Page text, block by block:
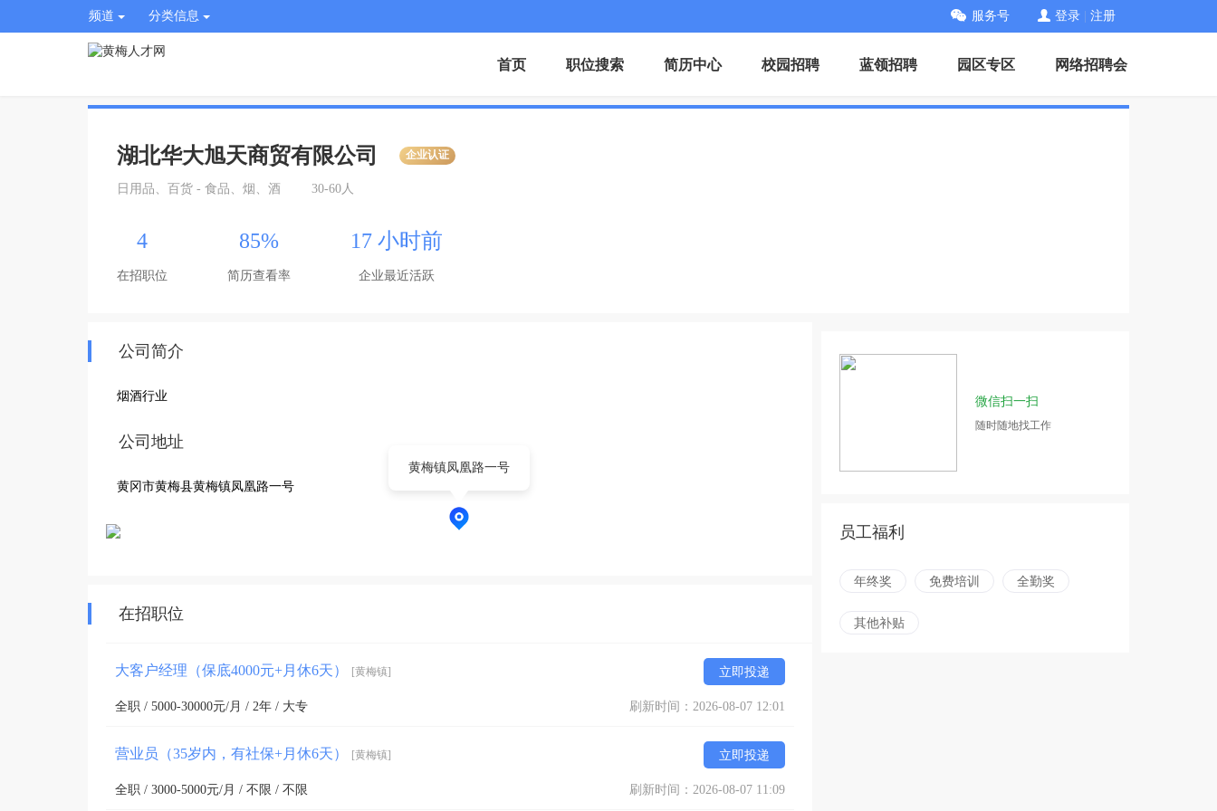
频道 分类信息 服务号 登录 注册
首页 职位搜索 简历中心 校园招聘 蓝领招聘 园区专区 网络招聘会
湖北华大旭天商贸有限公司 企业认证
日用品、百货 - 食品、烟、酒 30-60人
4
在招职位
85%
简历查看率
17 小时前
企业最近活跃
公司简介
烟酒行业
公司地址
黄冈市黄梅县黄梅镇凤凰路一号
黄梅镇凤凰路一号
在招职位
大客户经理（保底4000元+月休6天） [黄梅镇] 立即投递
全职 / 5000-30000元/月 / 2年 / 大专 刷新时间：2026-08-07 12:01
营业员（35岁内，有社保+月休6天） [黄梅镇] 立即投递
全职 / 3000-5000元/月 / 不限 / 不限 刷新时间：2026-08-07 11:09
微信扫一扫
随时随地找工作
员工福利
年终奖 免费培训 全勤奖
其他补贴